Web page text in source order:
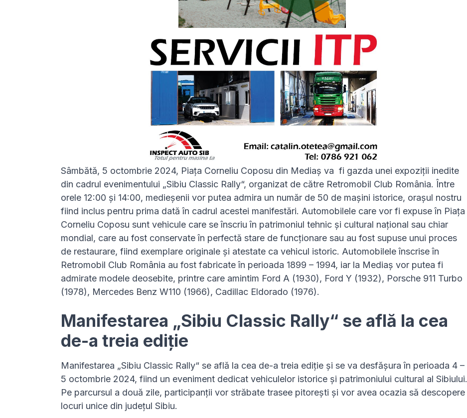
Sâmbătă, 5 octombrie 2024, Piața Corneliu Coposu din Mediaș va fi gazda unei expoziții inedite
din cadrul evenimentului „Sibiu Classic Rally“, organizat de către Retromobil Club România. Între
orele 12:00 și 14:00, medieșenii vor putea admira un număr de 50 de mașini istorice, orașul nostru
fiind inclus pentru prima dată în cadrul acestei manifestări. Automobilele care vor fi expuse în Piața
Corneliu Coposu sunt vehicule care se înscriu în patrimoniul tehnic și cultural național sau chiar
mondial, care au fost conservate în perfectă stare de funcționare sau au fost supuse unui proces
de restaurare, fiind exemplare originale și atestate ca vehicul istoric. Automobilele înscrise în
Retromobil Club România au fost fabricate în perioada 1899 – 1994, iar la Mediaș vor putea fi
admirate modele deosebite, printre care amintim Ford A (1930), Ford Y (1932), Porsche 911 Turbo
(1978), Mercedes Benz W110 (1966), Cadillac Eldorado (1976).
Manifestarea „Sibiu Classic Rally“ se află la cea
de-a treia ediție
Manifestarea „Sibiu Classic Rally“ se află la cea de-a treia ediție și se va desfășura în perioada 4 –
5 octombrie 2024, fiind un eveniment dedicat vehiculelor istorice și patrimoniului cultural al Sibiului.
Pe parcursul a două zile, participanții vor străbate trasee pitorești și vor avea ocazia să descopere
locuri unice din județul Sibiu.